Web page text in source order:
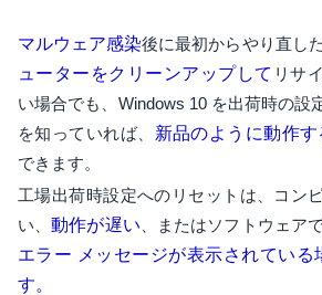
マルウェア感染後に最初からやり直し
ューターをクリーンアップして リサ
い場合でも、Windows 10 を出荷時の設
を知っていれば、 新品のように動作
できます。
工場出荷時設定へのリセットは、コン
い、動作が遅い 、またはソフトウェア
エラー メッセージが表示されている
す。